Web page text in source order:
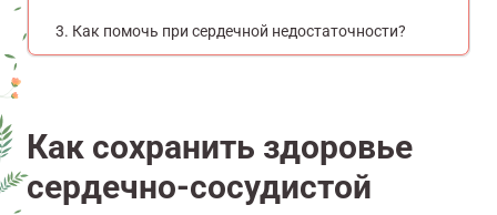
Как помочь при сердечной недостаточности?
Как сохранить здоровье
сердечно-сосудистой